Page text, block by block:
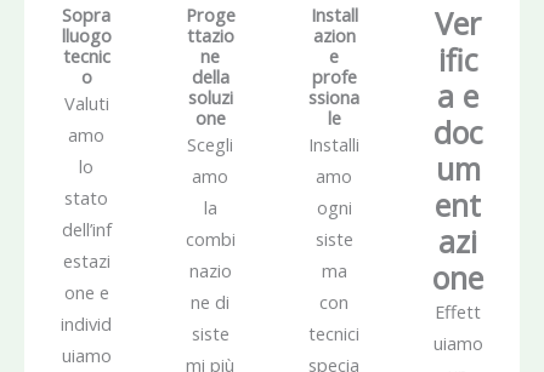
Sopra
lluogo
tecnic
o
Valuti
amo
lo
stato
dell’inf
estazi
one e
individ
uiamo
Proge
ttazio
ne
della
soluzi
one
Scegli
amo
la
combi
nazio
ne di
siste
mi più
Install
azion
e
profe
ssiona
le
Installi
amo
ogni
siste
ma
con
tecnici
specia
Ver
ific
a e
doc
um
ent
azi
one
Effett
uiamo